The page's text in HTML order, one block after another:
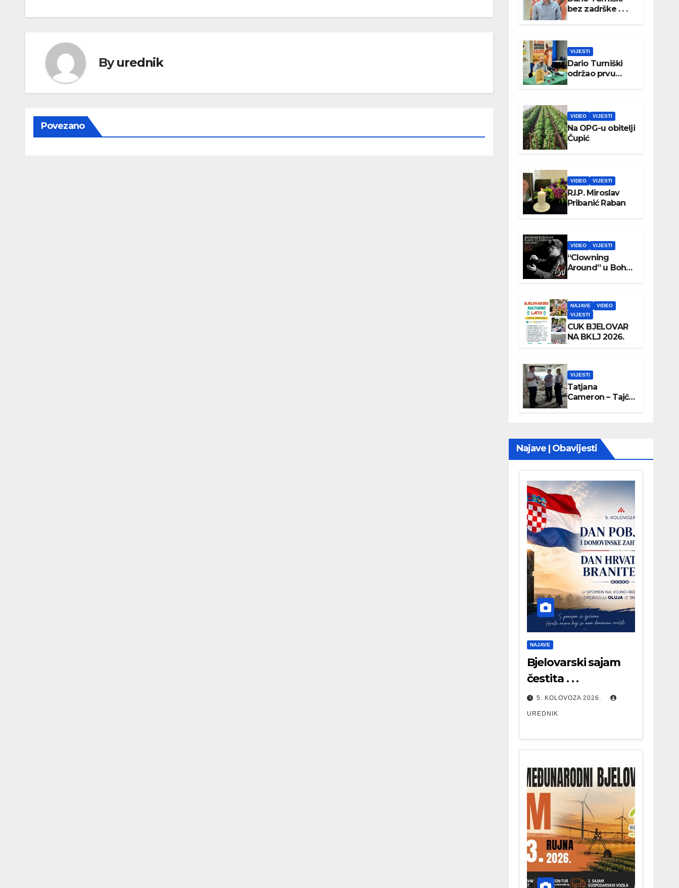
Byurednik
Povezano
bez zadrške . . .
VIJESTI
Dario Turniški
održao prvu
konferenciju za
VIDEO VIJESTI
Na OPG-u obitelji
Čupić
VIDEO VIJESTI
R.I.P. Miroslav
Pribanić Raban
VIDEO VIJESTI
“Clowning
Around” u Boho
parku
NAJAVE
VIDEO
VIJESTI
CUK BJELOVAR
NA BKLJ 2026.
VIJESTI
Tatjana
Cameron – Tajči
posjetila
Najave | Obavijesti
NAJAVE
Bjelovarski sajam
čestita . . .
5. KOLOVOZA 2026.
UREDNIK